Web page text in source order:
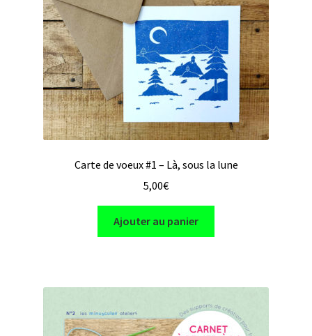
Carte de voeux #1 – Là, sous la lune
5,00€
Ajouter au panier